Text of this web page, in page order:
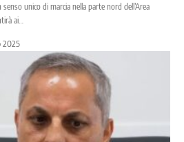
unico di marcia nella parte nord dell’Area
ai…
2025